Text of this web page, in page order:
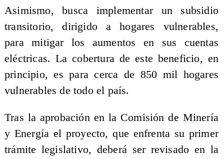
Asimismo, busca implementar un subsidio
transitorio, dirigido a hogares vulnerables,
para mitigar los aumentos en sus cuentas
eléctricas. La cobertura de este beneficio, en
principio, es para cerca de 850 mil hogares
vulnerables de todo el país.
Tras la aprobación en la Comisión de Minería
y Energía el proyecto, que enfrenta su primer
trámite legislativo, deberá ser revisado en la